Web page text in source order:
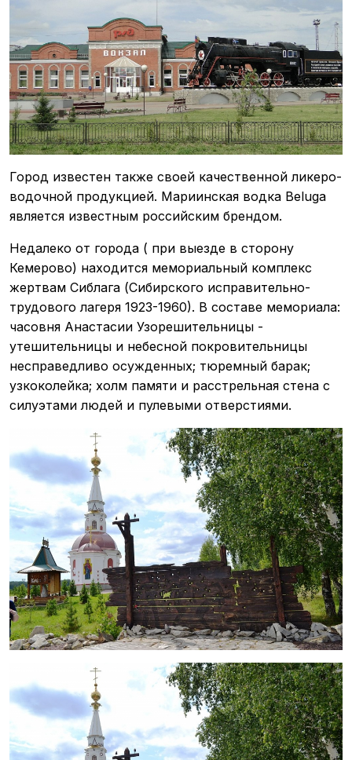
Город известен также своей качественной ликеро-
водочной продукцией. Мариинская водка Beluga
является известным российским брендом.
Недалеко от города ( при выезде в сторону
Кемерово) находится мемориальный комплекс
жертвам Сиблага (Сибирского исправительно-
трудового лагеря 1923-1960). В составе мемориала:
часовня Анастасии Узорешительницы -
утешительницы и небесной покровительницы
несправедливо осужденных; тюремный барак;
узкоколейка; холм памяти и расстрельная стена с
силуэтами людей и пулевыми отверстиями.